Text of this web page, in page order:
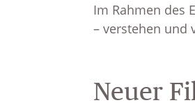
Im Rahmen des
– verstehen und
Neuer